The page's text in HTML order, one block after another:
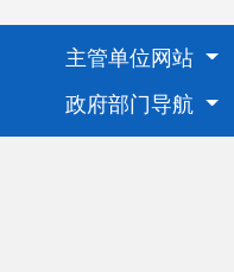
主管单位网站
政府部门导航